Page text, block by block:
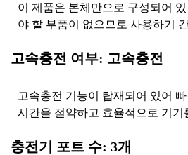
이 제품은 본체만으로 구성되어
야 할 부품이 없으므로 사용하기
고속충전 여부: 고속충전
고속충전 기능이 탑재되어 있어
시간을 절약하고 효율적으로 기기
충전기 포트 수: 3개